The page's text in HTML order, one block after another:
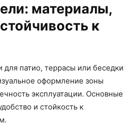
материалы,
к
патио, террасы или беседки
оформление зоны
эксплуатации. Основные
и стойкость к